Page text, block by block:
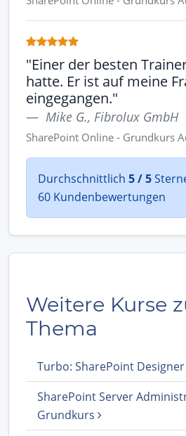
"Einer der besten
hatte. Er ist auf meine
eingegangen."
Mike G., Fibrolux GmbH
SharePoint Online - Grundkurs
Durchschnittlich 5 / 5
60 Kundenbewertungen
Weitere Kurse
Thema
Turbo: SharePoint Designer
SharePoint Server
Grundkurs